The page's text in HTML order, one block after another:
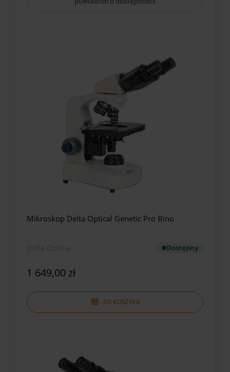
Mikroskop Delta Optical Genetic Pro Bino
Dostępny
1 649,00 zł
DO KOSZYKA